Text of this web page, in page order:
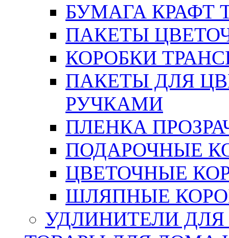
БУМАГА КРАФТ
ПАКЕТЫ
КОРОБКИ
ПАКЕТЫ ДЛЯ
РУЧКАМИ
ПЛЕНКА
ПОДАРОЧНЫЕ
ЦВЕТОЧНЫЕ
ШЛЯПНЫЕ
УДЛИНИТЕЛИ